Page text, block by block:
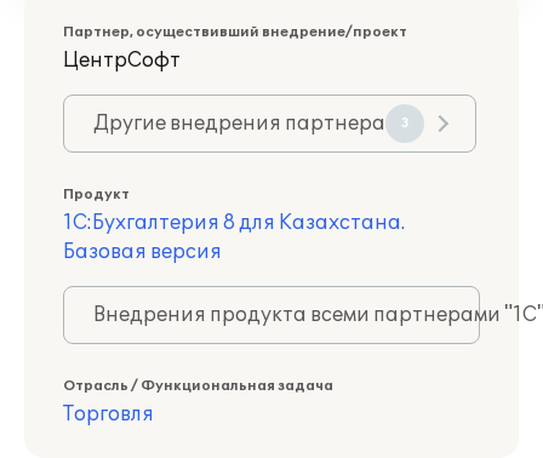
Партнер, осуществивший внедрение/проект
ЦентрСофт
Другие внедрения партнера 3
Продукт
1С:Бухгалтерия 8 для Казахстана.
Базовая версия
Внедрения продукта всеми партнерами
Отрасль / Функциональная задача
Торговля